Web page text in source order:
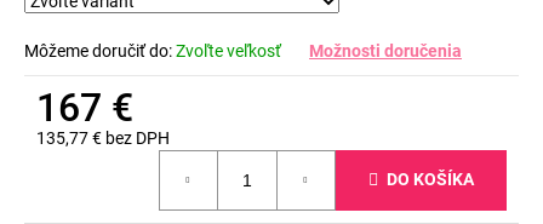
Môžeme doručiť do:Zvoľte veľkosť Možnosti doručenia
167 €
135,77 € bez DPH
DO KOŠÍKA